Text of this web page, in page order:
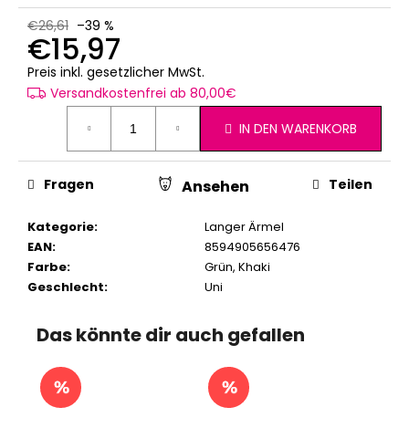
€26,61 –39 %
€15,97
Preis inkl. gesetzlicher MwSt.
Versandkostenfrei ab 80,00€
IN DEN WARENKORB
Kategorie:
Langer Ärmel
EAN:
8594905656476
Farbe: Grün, Khaki
Geschlecht: Uni
Fragen Ansehen Teilen
Das könnte dir auch gefallen